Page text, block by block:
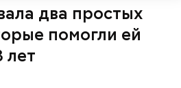
два простых
помогли ей
лет
женщинам;
иммунной системой;